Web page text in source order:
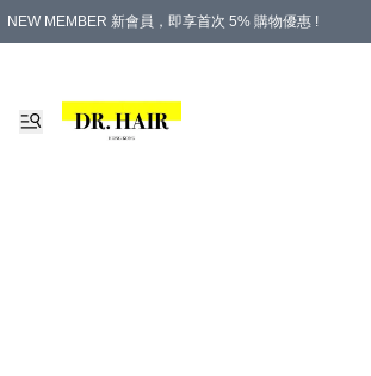
NEW MEMBER 新會員，即享首次 5% 購物優惠 !